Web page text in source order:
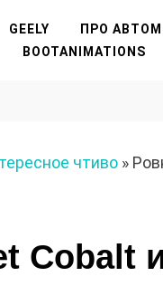
GEELY ПРО
BOOTANIMATIONS
чтиво »
Cobalt